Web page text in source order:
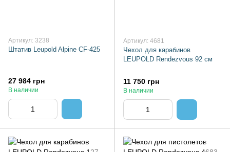
Артикул: 3238
Штатив Leupold Alpine CF-425
27 984 грн
В наличии
Артикул: 4681
Чехол для карабинов
LEUPOLD Rendezvous 92 см
11 750 грн
В наличии